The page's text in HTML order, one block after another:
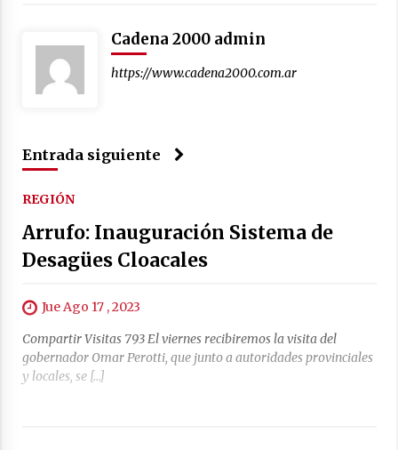
nueva entrega del Fondo de Asistencia
Educativa por $26 millones
03/08/2026
Cadena 2000 admin
https://www.cadena2000.com.ar
Entrada siguiente
REGIÓN
Arrufo: Inauguración Sistema de
Desagües Cloacales
Jue Ago 17 , 2023
Compartir Visitas 793 El viernes recibiremos la visita del
gobernador Omar Perotti, que junto a autoridades provinciales
y locales, se […]